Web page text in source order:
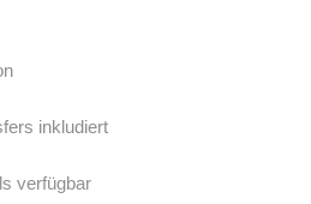
inkludiert
verfügbar